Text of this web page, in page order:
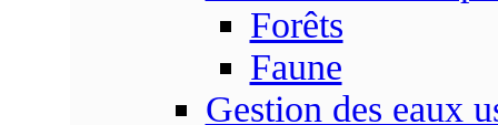
Forêts
Faune
Gestion des eaux